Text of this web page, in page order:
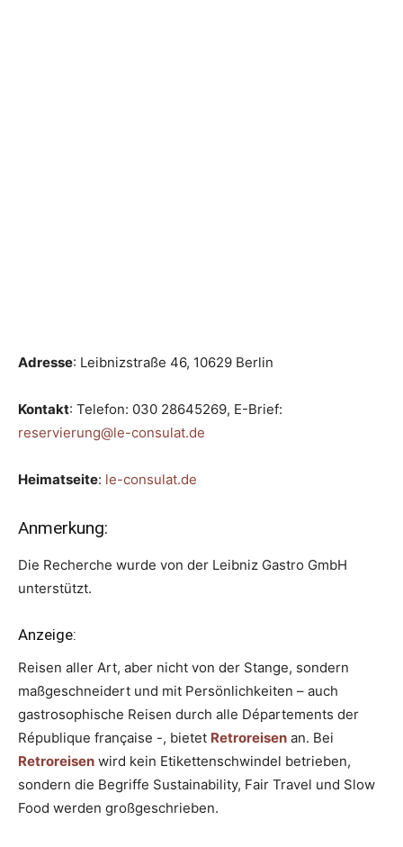
Adresse: Leibnizstraße 46, 10629 Berlin
Kontakt: Telefon: 030 28645269, E-Brief:
reservierung@le-consulat.de
Heimatseite: le-consulat.de
Anmerkung:
Die Recherche wurde von der Leibniz Gastro GmbH
unterstützt.
Anzeige:
Reisen aller Art, aber nicht von der Stange, sondern
maßgeschneidert und mit Persönlichkeiten – auch
gastrosophische Reisen durch alle Départements der
République française -, bietet Retroreisen an. Bei
Retroreisen wird kein Etikettenschwindel betrieben,
sondern die Begriffe Sustainability, Fair Travel und Slow
Food werden großgeschrieben.